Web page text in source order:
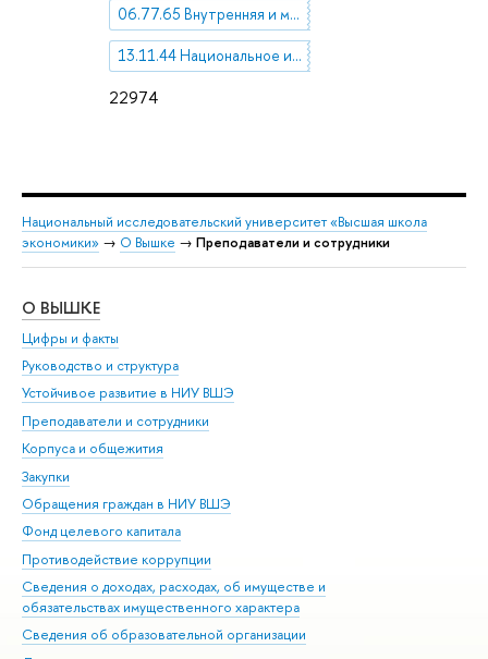
22974
06.77.65 Внутренняя и международная миграция рабочей силы
13.11.44 Национальное и интернациональное в культуре. Национальная идентичность и взаимодействие культур
Национальный исследовательский университет «Высшая школа
экономики» → О Вышке → Преподаватели и сотрудники
О ВЫШКЕ
Цифры и факты
Руководство и структура
Устойчивое развитие в НИУ ВШЭ
Преподаватели и сотрудники
Корпуса и общежития
Закупки
Обращения граждан в НИУ ВШЭ
Фонд целевого капитала
Противодействие коррупции
Сведения о доходах, расходах, об имуществе и
обязательствах имущественного характера
Сведения об образовательной организации